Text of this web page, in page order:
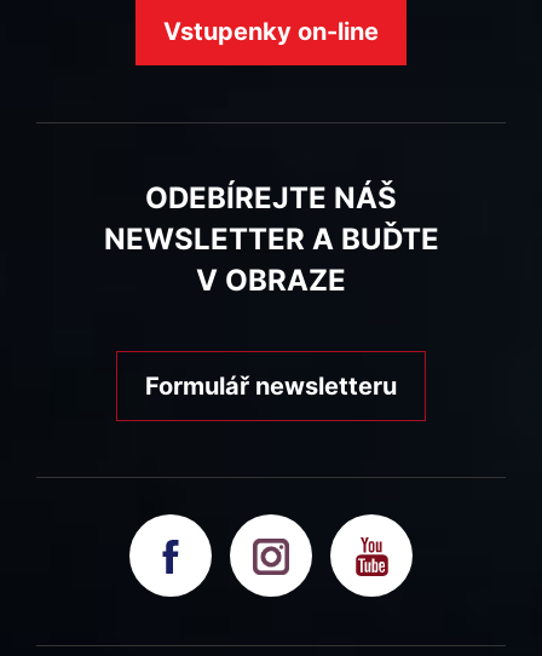
Vstupenky on-line
ODEBÍREJTE NÁŠ
NEWSLETTER A BUĎTE
V OBRAZE
Formulář newsletteru